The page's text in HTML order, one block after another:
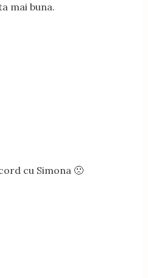
mai buna.
cu Simona 🙁